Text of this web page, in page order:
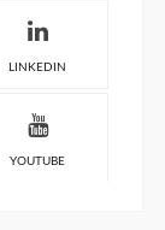
LINKEDIN
YOUTUBE